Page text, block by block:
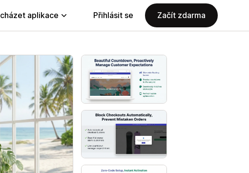
aplikace Přihlásit se Začít zdarma